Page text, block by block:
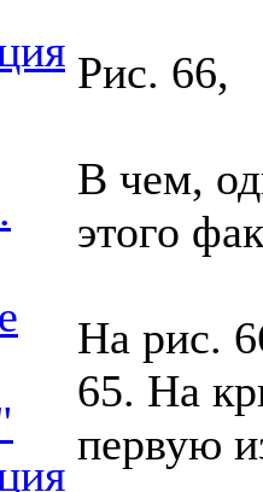
Рис. 66,
В чем,
этого
На рис.
65. На
первую